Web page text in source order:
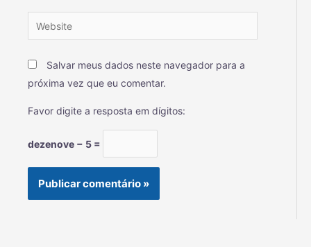
Salvar meus dados neste navegador para a
próxima vez que eu comentar.
Favor digite a resposta em dígitos:
dezenove − 5 =